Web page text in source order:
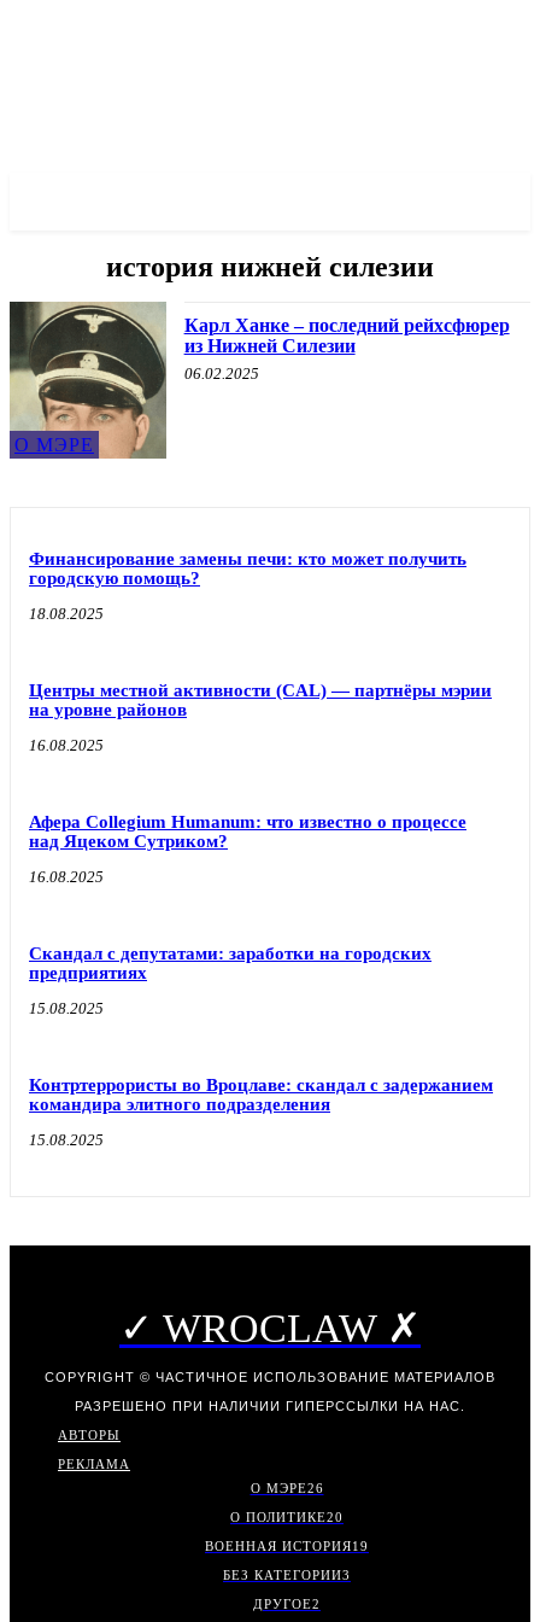
история нижней силезии
О МЭРЕ
Карл Ханке – последний рейхсфюрер
из Нижней Силезии
06.02.2025
Финансирование замены печи: кто может получить
городскую помощь?
18.08.2025
Центры местной активности (CAL) — партнёры мэрии
на уровне районов
16.08.2025
Афера Collegium Humanum: что известно о процессе
над Яцеком Сутриком?
16.08.2025
Скандал с депутатами: заработки на городских
предприятиях
15.08.2025
Контртеррористы во Вроцлаве: скандал с задержанием
командира элитного подразделения
15.08.2025
✓ WROCLAW ✗
COPYRIGHT © ЧАСТИЧНОЕ ИСПОЛЬЗОВАНИЕ МАТЕРИАЛОВ
РАЗРЕШЕНО ПРИ НАЛИЧИИ ГИПЕРССЫЛКИ НА НАС.
АВТОРЫ
РЕКЛАМА
О МЭРЕ26
О ПОЛИТИКЕ20
ВОЕННАЯ ИСТОРИЯ19
БЕЗ КАТЕГОРИИ3
ДРУГОЕ2